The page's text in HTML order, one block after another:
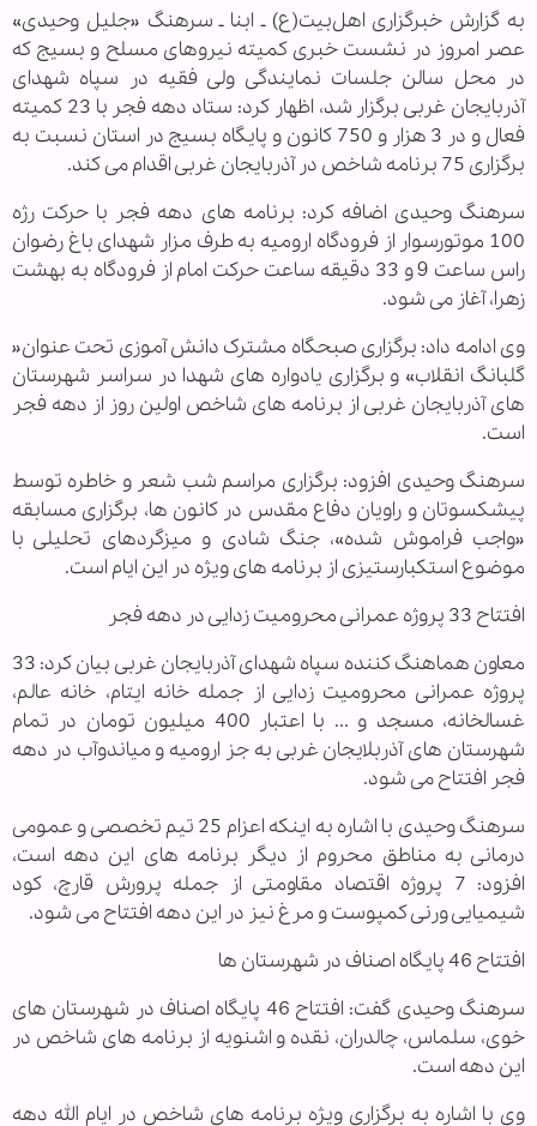
به گزارش خبرگزاری اهل‌بیت(ع) ـ ابنا ـ سرهنگ «جلیل وحیدی»
عصر امروز در نشست خبری کمیته نیروهای مسلح و بسیج که
در محل سالن جلسات نمایندگی ولی فقیه در سپاه شهدای
آذربایجان غربی برگزار شد، اظهار کرد: ستاد دهه فجر با 23 کمیته
فعال و در 3 هزار و 750 کانون و پایگاه بسیج در استان نسبت به
برگزاری 75 برنامه شاخص در آذربایجان غربی اقدام می کند.
سرهنگ وحیدی اضافه کرد: برنامه های دهه فجر با حرکت رژه
100 موتورسوار از فرودگاه ارومیه به طرف مزار شهدای باغ رضوان
راس ساعت 9 و 33 دقیقه ساعت حرکت امام از فرودگاه به بهشت
زهرا، آغاز می شود.
وی ادامه داد: برگزاری صبحگاه مشترک دانش آموزی تحت عنوان«
گلبانگ انقلاب» و برگزاری یادواره های شهدا در سراسر شهرستان
های آذربایجان غربی از برنامه های شاخص اولین روز از دهه فجر
است.
سرهنگ وحیدی افزود: برگزاری مراسم شب شعر و خاطره توسط
پیشکسوتان و راویان دفاع مقدس در کانون ها، برگزاری مسابقه
«واجب فراموش شده»، جنگ شادی و میزگردهای تحلیلی با
موضوع استکبارستیزی از برنامه های ویژه در این ایام است.
افتتاح 33 پروژه عمرانی محرومیت زدایی در دهه فجر
معاون هماهنگ کننده سپاه شهدای آذربایجان غربی بیان کرد: 33
پروژه عمرانی محرومیت زدایی از جمله خانه ایتام، خانه عالم،
غسالخانه، مسجد و ... با اعتبار 400 میلیون تومان در تمام
شهرستان های آذربلایجان غربی به جز ارومیه و میاندوآب در دهه
فجر افتتاح می شود.
سرهنگ وحیدی با اشاره به اینکه اعزام 25 تیم تخصصی و عمومی
درمانی به مناطق محروم از دیگر برنامه های این دهه است،
افزود: 7 پروژه اقتصاد مقاومتی از جمله پرورش قارچ، کود
شیمیایی ورنی کمپوست و مرغ نیز در این دهه افتتاح می شود.
افتتاح 46 پایگاه اصناف در شهرستان ها
سرهنگ وحیدی گفت: افتتاح 46 پایگاه اصناف در شهرستان های
خوی، سلماس، چالدران، نقده و اشنویه از برنامه های شاخص در
این دهه است.
وی با اشاره به برگزاری ویژه برنامه های شاخص در ایام الله دهه